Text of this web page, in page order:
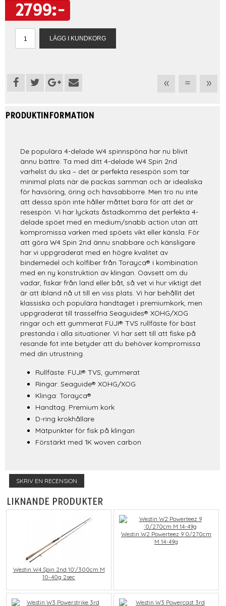
2799:-
« = »
PRODUKTINFORMATION
De populära 4-delade W4 spinnspöna har nu blivit
ännu bättre. Ta med ditt 4-delade W4 Spin 2nd
varhelst du ska – det är perfekta resespön som tar
minimal plats när de packas samman och är idealiska
för havsöring, öring och havsabborre. Men tro nu inte
att dessa spön inte håller måttet bara för att det är
resespön. Vi har lyckats åstadkomma det perfekta 4-
delade spöet med en medium/snabb action utan att
kompromissa varken med spöets vikt eller känsla. För
att göra W4 Spin 2nd ännu snabbare och känsligare
har vi uppgraderat med en högre kvalitet av
bindemedel och kolfiber från Torayca® i kombination
med en ny konstruktion av klingan. Oavsett om du
vadar, fiskar från land eller båt, så vet vi hur viktigt det
är att ibland nå ut till en viss plats. Vi har behållit det
klassiska och populära handtaget i premiumkork, men
uppgraderat till trasselfria Seaguides® XOHG/XOG
ringar och ett gummerat FUJI® TVS rullfäste för bäst
prestanda i alla situationer. Vi har sett till att fiske på
resande fot inte betyder att du behöver kompromissa
med din utrustning.
Rullfäste: FUJI® TVS, gummerat
Ringar: Seaguide® XOHG/XOG
Klinga: Torayca®
Handtag: Premium kork
D-ring krokhållare
Mätpunkter för fisk på klingan
Förstärkt med 1K woven carbon
SKRIV EN RECENSION
LIKNANDE PRODUKTER
Westin W4 Spin 2nd 10'/300cm M
10-40g 2sec
Westin W2 Powerteez 9´0/270cm
M 14-49g